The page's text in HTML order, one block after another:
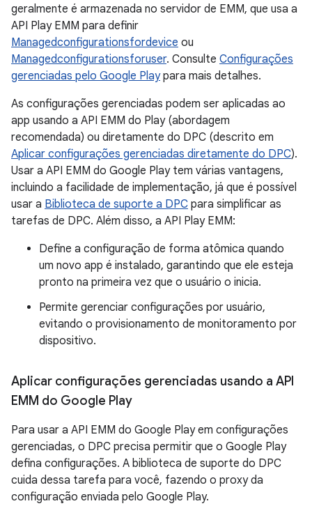
geralmente é armazenada no servidor de EMM, que usa a
API Play EMM para definir
Managedconfigurationsfordevice ou
Managedconfigurationsforuser. Consulte Configurações
gerenciadas pelo Google Playpara mais detalhes.
As configurações gerenciadas podem ser aplicadas ao
app usando a API EMM do Play (abordagem
recomendada) ou diretamente do DPC (descrito em
Aplicar configurações gerenciadas diretamente do DPC).
Usar a API EMM do Google Play tem várias vantagens,
incluindo a facilidade de implementação, já que é possível
usar a Biblioteca de suporte a DPC para simplificar as
tarefas de DPC. Além disso, a API Play EMM:
Define a configuração de forma atômica quando
um novo app é instalado, garantindo que ele esteja
pronto na primeira vez que o usuário o inicia.
Permite gerenciar configurações por usuário,
evitando o provisionamento de monitoramento por
dispositivo.
Aplicar configurações gerenciadas usando a API
EMM do Google Play
Para usar a API EMM do Google Play em configurações
gerenciadas, o DPC precisa permitir que o Google Play
defina configurações. A biblioteca de suporte do DPC
cuida dessa tarefa para você, fazendo o proxy da
configuração enviada pelo Google Play.